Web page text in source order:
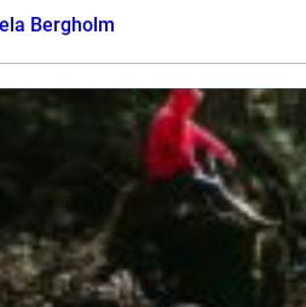
Bergholm